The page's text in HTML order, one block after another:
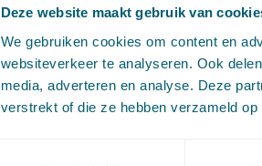
Deze website maakt gebruik van
We gebruiken cookies om content en
websiteverkeer te analyseren. Ook
media, adverteren en analyse. Deze
verstrekt of die ze hebben verzameld